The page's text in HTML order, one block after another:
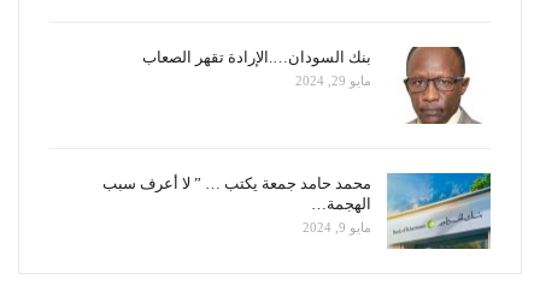
بنك السودان….الإرادة تقهر الصعاب
مايو 29, 2024
محمد حامد جمعة يكتب … ” لا أعرف سبب
الهجمة…
مايو 9, 2024